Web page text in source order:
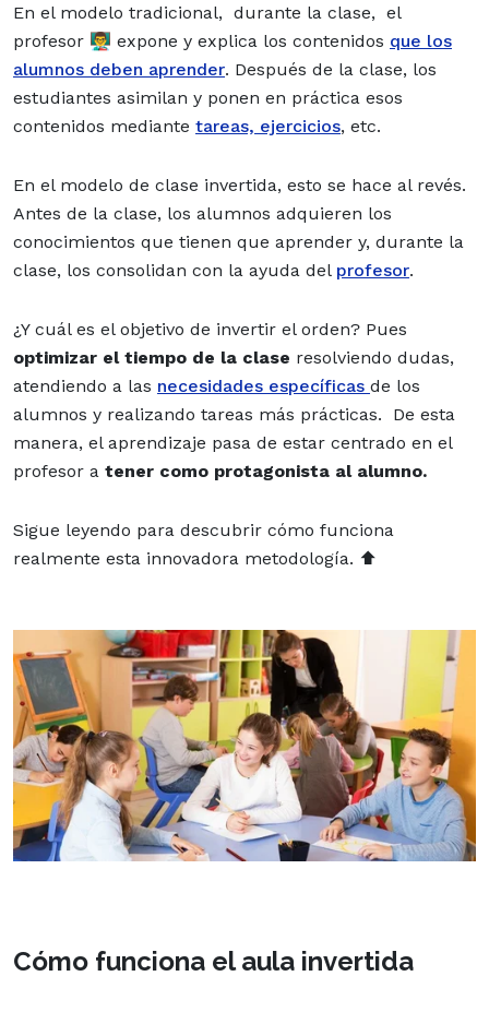
En el modelo tradicional, durante la clase, el
profesor 👨‍🏫 expone y explica los contenidos que los
alumnos deben aprender. Después de la clase, los
estudiantes asimilan y ponen en práctica esos
contenidos mediante tareas, ejercicios, etc.
En el modelo de clase invertida, esto se hace al revés.
Antes de la clase, los alumnos adquieren los
conocimientos que tienen que aprender y, durante la
clase, los consolidan con la ayuda del profesor.
¿Y cuál es el objetivo de invertir el orden? Pues
optimizar el tiempo de la clase resolviendo dudas,
atendiendo a las necesidades específicas de los
alumnos y realizando tareas más prácticas. De esta
manera, el aprendizaje pasa de estar centrado en el
profesor a tener como protagonista al alumno.
Sigue leyendo para descubrir cómo funciona
realmente esta innovadora metodología. ⬆️
Cómo funciona el aula invertida